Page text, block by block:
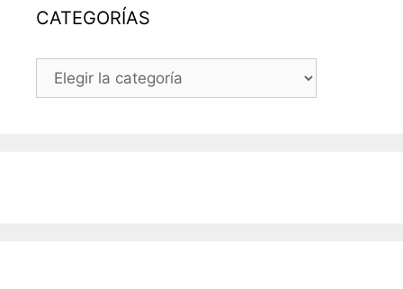
CATEGORÍAS
CATEGORÍAS